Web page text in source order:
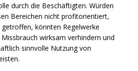
durch die Beschäftigten. Würden
Bereichen nicht profitorientiert,
könnten Regelwerke
wirksam verhindern und
sinnvolle Nutzung von